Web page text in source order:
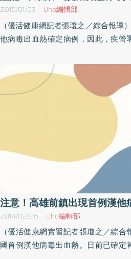
政策「不讓鼠來、不讓鼠住、不讓鼠
的方法，疾管署呼籲，餐廳、飯店
者，均應加強環境清潔工作，驅除
鼠措施。整理儲藏室 應配戴口罩、
處理，並同時清除家中老鼠可能躲
藏之倉庫、儲藏室。如遇到鼠糞、
膠手套，並用稀釋漂白水或酒精進行
2015/01/03 Uho編輯部
（優活健康網記者張瓊之／綜合報導
他病毒出血熱確定病例，因此，疾管
妥善處理，並清除家中老鼠可能躲藏
接受治療後 所幸已痊癒疾管署表示
保工作的43歲男性，有慢性病史，於
痠痛症狀，就醫並收治住院，經檢驗
幸個案經治療後已痊癒，而同住接觸
個案工作地點捕獲老鼠，將進行病毒
滅鼠措施等衛教宣導，以降低疾病
者 為感染的高危險群根據統計資料
星感染病例，自90年至今共有14例漢
巿場、夜市居民及工作人員為感染
由漢他病毒所引起，為人畜共通傳染
自然界的傳播宿主為囓齒類動物，尤
遭鼠糞尿污染帶有病毒飛揚的塵土
即可能受到感染，潛伏期約數天至兩
下背痛、嘔吐、不等程度出血現象
注意！高雄前鎮出現首例漢
2014/02/26 Uho編輯部
（優活健康網實習記者張瓊之／綜
國首例漢他病毒出血熱。日前已確定